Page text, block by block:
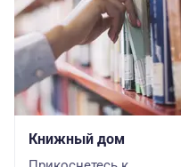
Книжный дом